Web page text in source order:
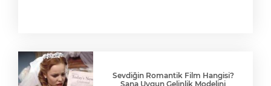
Sevdiğin Romantik Film Hangisi?
Sana Uygun Gelinlik Modelini